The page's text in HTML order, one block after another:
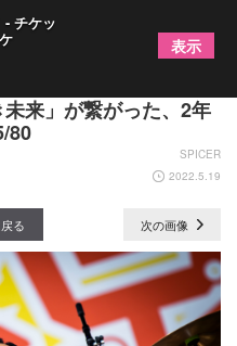
』初日ーー「BACK TO
来」が繋がった、2年
80
SPICER
2022.5.19
る 次の画像
- チケッ
表示